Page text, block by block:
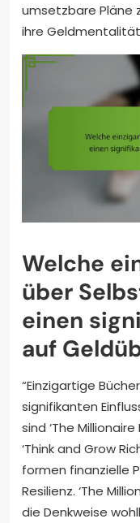
umsetzbare Pläne
ihre
Welche
über
einen
auf
“Einzigartige
signifikanten
sind ‘The
‘Think and Grow
formen finanzielle
Resilienz. ‘The
die Denkweise